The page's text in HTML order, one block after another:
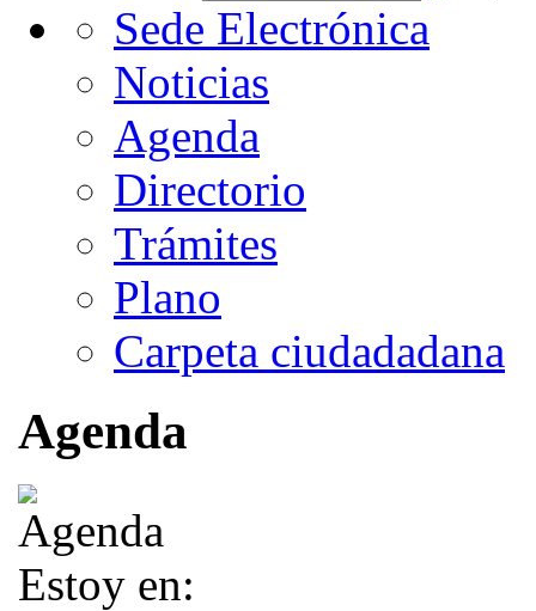
Sede Electrónica
Noticias
Agenda
Directorio
Trámites
Plano
Carpeta ciudadadana
Agenda
Estoy en: